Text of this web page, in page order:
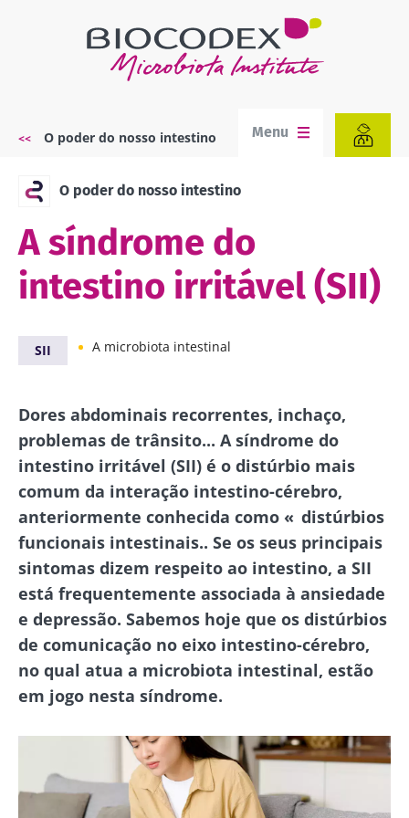
Navegação
O poder do nosso intestino Menu
O poder do nosso intestino
A síndrome do
intestino irritável (SII)
SII A microbiota intestinal
Dores abdominais recorrentes, inchaço,
problemas de trânsito... A síndrome do
intestino irritável (SII) é o distúrbio mais
comum da interação intestino-cérebro,
anteriormente conhecida como « distúrbios
funcionais intestinais.. Se os seus principais
sintomas dizem respeito ao intestino, a SII
está frequentemente associada à ansiedade
e depressão. Sabemos hoje que os distúrbios
de comunicação no eixo intestino-cérebro,
no qual atua a microbiota intestinal, estão
em jogo nesta síndrome.